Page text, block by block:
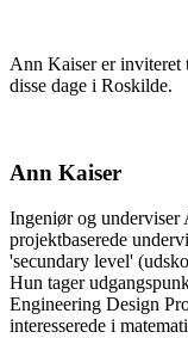
Ann Kaiser er inviteret
disse dage i Roskilde.
Ann Kaiser
Ingeniør og underviser
projektbaserede
'secundary level'
Hun tager
Engineering Design
interesserede i